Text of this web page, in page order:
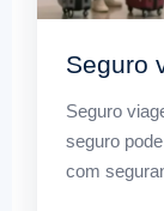
Seguro
Seguro
seguro
com